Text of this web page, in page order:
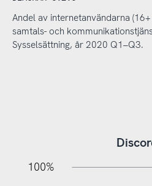
Andel av internetanvändarna
samtals- och
Sysselsättning, år 2020 Q1–Q3.
100%